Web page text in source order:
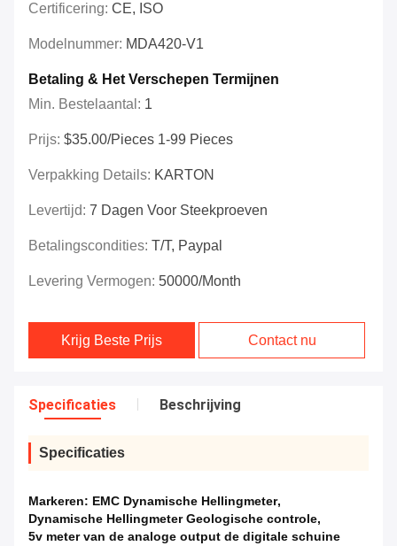
Certificering: CE, ISO
Modelnummer: MDA420-V1
Betaling & Het Verschepen Termijnen
Min. Bestelaantal: 1
Prijs: $35.00/Pieces 1-99 Pieces
Verpakking Details: KARTON
Levertijd: 7 Dagen Voor Steekproeven
Betalingscondities: T/T, Paypal
Levering Vermogen: 50000/month
Krijg Beste Prijs Contact nu
Specificaties Beschrijving
Specificaties
Markeren: EMC Dynamische Hellingmeter,
Dynamische Hellingmeter Geologische controle,
5v meter van de analoge output de digitale schuine